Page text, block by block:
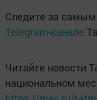
Следите за
Telegram-канале
Читайте новости
национальном